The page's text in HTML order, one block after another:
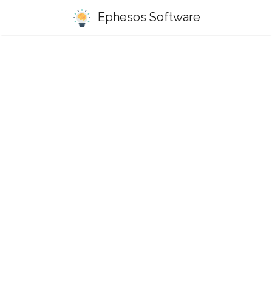
Ephesos Software